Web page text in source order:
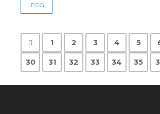
LEGGI
1 2 3 4 5
30 31 32 33 34 35